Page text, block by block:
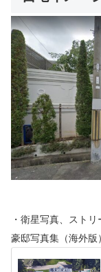
・衛星写真、スト
豪邸写真集（海外版）